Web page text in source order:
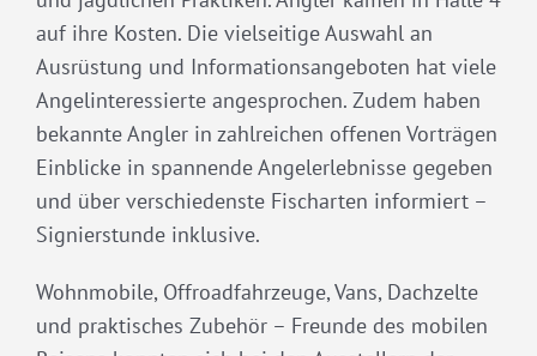
auf ihre Kosten. Die vielseitige Auswahl an
Ausrüstung und Informationsangeboten hat viele
Angelinteressierte angesprochen. Zudem haben
bekannte Angler in zahlreichen offenen Vorträgen
Einblicke in spannende Angelerlebnisse gegeben
und über verschiedenste Fischarten informiert –
Signierstunde inklusive.
Wohnmobile, Offroadfahrzeuge, Vans, Dachzelte
und praktisches Zubehör – Freunde des mobilen